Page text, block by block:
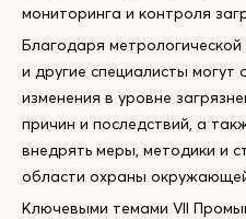
мониторинга и контроля
Благодаря
и другие специалисты
изменения в уровне
причин и последствий, а
внедрять меры, методики и
области охраны
Ключевыми темами VII